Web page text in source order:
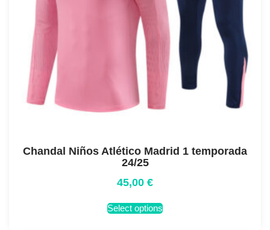
Chandal Niños Atlético Madrid 1 temporada
24/25
45,00 €
Select options